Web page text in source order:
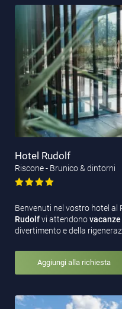
Hotel Rudolf
Riscone - Brunico & dintorni
Benvenuti nel vostro hotel al
Rudolfvi attendono
divertimento e della
Aggiungi alla richiesta